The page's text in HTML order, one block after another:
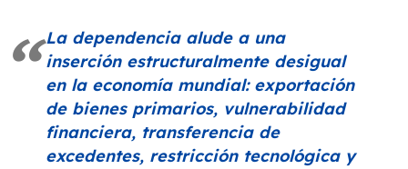
La dependencia alude a una
inserción estructuralmente desigual
en la economía mundial: exportación
de bienes primarios, vulnerabilidad
financiera, transferencia de
excedentes, restricción tecnológica y